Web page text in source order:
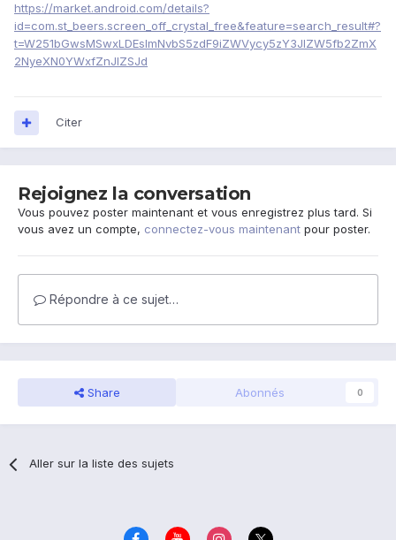
https://market.android.com/details?
id=com.st_beers.screen_off_crystal_free&feature=search_result#?
t=W251bGwsMSwxLDEsImNvbS5zdF9iZWVycy5zY3JlZW5fb2ZmX
2NyeXN0YWxfZnJlZSJd
Citer
Rejoignez la conversation
Vous pouvez poster maintenant et vous enregistrez plus tard. Si
vous avez un compte, connectez-vous maintenant pour poster.
Répondre à ce sujet…
Share Abonnés 0
Aller sur la liste des sujets